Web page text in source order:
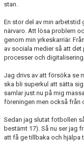
stan.
En stor del av min
närvaro. Att lösa problem
genom min yrkeskarriär.
av sociala medier så att
processer och
Jag drivs av att försöka se
ska bli superkul att sätta
samlar just nu på mig
föreningen men också från
Sedan jag slutat fotbollen
bestämt 17). Så nu ser jag
att få ge tillbaka och hjälpa